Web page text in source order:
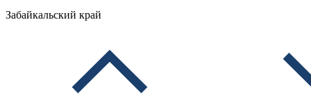
Забайкальский край